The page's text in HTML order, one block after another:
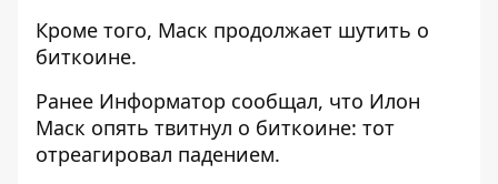
Кроме того, Маск продолжает шутить о
биткоине.
Ранее Информатор сообщал, что Илон
Маск опять твитнул о биткоине: тот
отреагировал падением.